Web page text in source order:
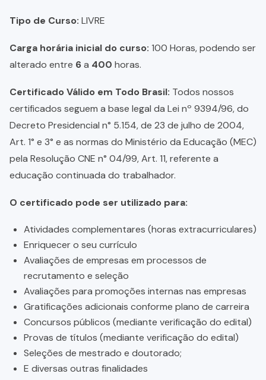
Tipo de Curso: LIVRE
Carga horária inicial do curso: 100 Horas, podendo ser
alterado entre 6a 400 horas.
Certificado Válido em Todo Brasil: Todos nossos
certificados seguem a base legal da Lei nº 9394/96, do
Decreto Presidencial n° 5.154, de 23 de julho de 2004,
Art. 1° e 3° e as normas do Ministério da Educação (MEC)
pela Resolução CNE n° 04/99, Art. 11, referente a
educação continuada do trabalhador.
O certificado pode ser utilizado para:
Atividades complementares (horas extracurriculares)
Enriquecer o seu currículo
Avaliações de empresas em processos de
recrutamento e seleção
Avaliações para promoções internas nas empresas
Gratificações adicionais conforme plano de carreira
Concursos públicos (mediante verificação do edital)
Provas de títulos (mediante verificação do edital)
Seleções de mestrado e doutorado;
E diversas outras finalidades